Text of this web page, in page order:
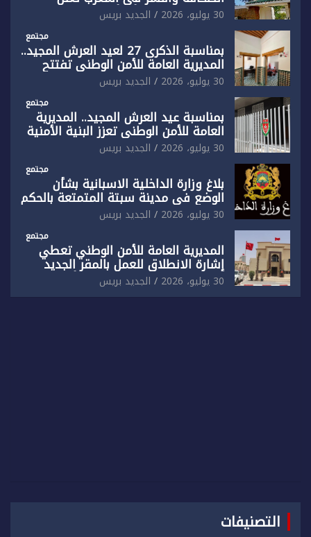
رفضها القاطع لـ”أي أجندة انتخابية
مُعدة على مقاس سياسي ومصلحي
ضيق”
30 يوليو، 2026 الجديد بريس
مجتمع
بمناسبة الذكرى 27 لعيد العرش المجيد..
المديرية العامة للأمن الوطني تفتتح
المقر الجديد لفرقة الشرطة السياحية
بفاس
30 يوليو، 2026 الجديد بريس
مجتمع
بمناسبة عيد العرش المجيد.. المديرية
العامة للأمن الوطني تعزز البنية الأمنية
بالناظور بإحداث فرقتين جديدتين
30 يوليو، 2026 الجديد بريس
مجتمع
بلاغ وزارة الداخلية الاسبانية بشأن
الوضع في مدينة سبتة المتمتعة بالحكم
الذاتي
30 يوليو، 2026 الجديد بريس
مجتمع
المديرية العامة للأمن الوطني تعطي
إشارة الانطلاق للعمل بالمقر الجديد
للدائرة الثالثة للشرطة بولاية أمن العيون
30 يوليو، 2026 الجديد بريس
التصنيفات